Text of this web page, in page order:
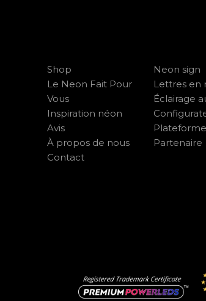
Shop
Le Neon Fait Pour
Vous
Inspiration néon
Avis
À propos de nous
Contact
Neon sign
Lettres en
Éclairage
Plateforme
Partenaire